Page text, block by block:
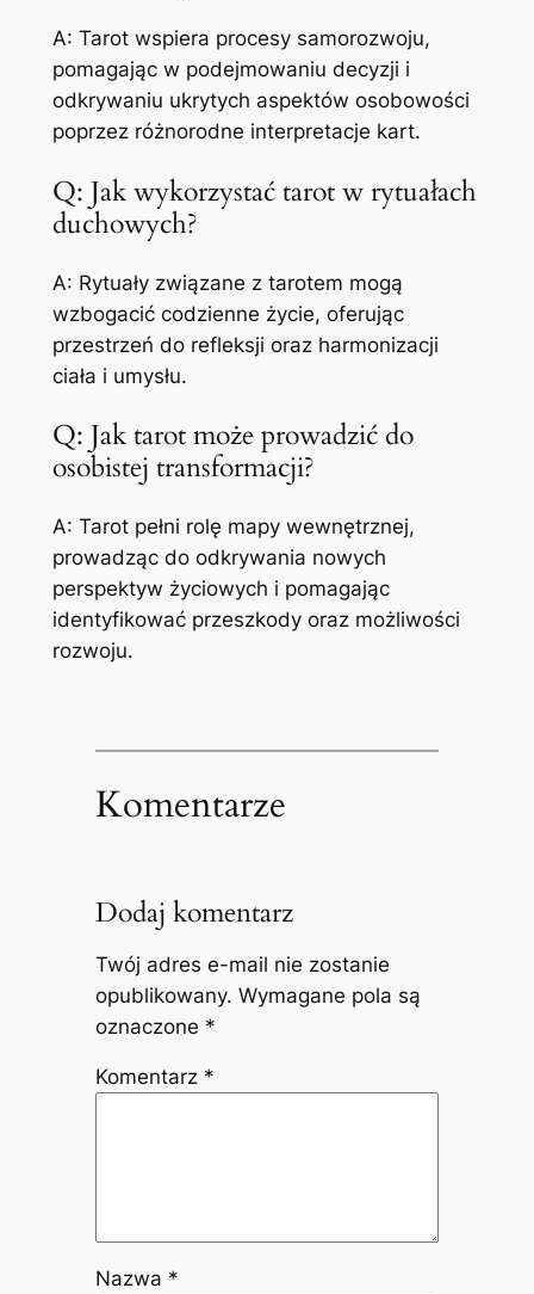
A: Tarot wspiera procesy samorozwoju,
pomagając w podejmowaniu decyzji i
odkrywaniu ukrytych aspektów osobowości
poprzez różnorodne interpretacje kart.
Q: Jak wykorzystać tarot w rytuałach
duchowych?
A: Rytuały związane z tarotem mogą
wzbogacić codzienne życie, oferując
przestrzeń do refleksji oraz harmonizacji
ciała i umysłu.
Q: Jak tarot może prowadzić do
osobistej transformacji?
A: Tarot pełni rolę mapy wewnętrznej,
prowadząc do odkrywania nowych
perspektyw życiowych i pomagając
identyfikować przeszkody oraz możliwości
rozwoju.
Komentarze
Dodaj komentarz
Twój adres e-mail nie zostanie
opublikowany. Wymagane pola są
oznaczone *
Komentarz *
Nazwa *